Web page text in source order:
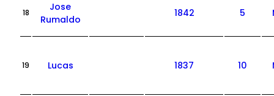
18
Jose
Rumaldo
1842 5
19 Lucas 1837 10